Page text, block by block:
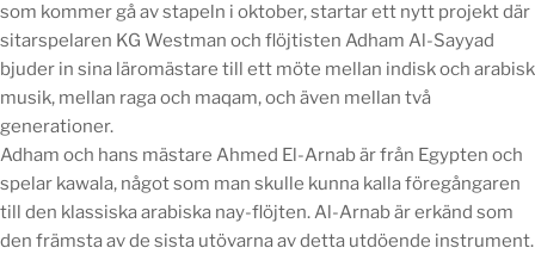
som kommer gå av stapeln i oktober, startar ett nytt projekt där
sitarspelaren KG Westman och flöjtisten Adham Al-Sayyad
bjuder in sina läromästare till ett möte mellan indisk och arabisk
musik, mellan raga och maqam, och även mellan två
generationer.
Adham och hans mästare Ahmed El-Arnab är från Egypten och
spelar kawala, något som man skulle kunna kalla föregångaren
till den klassiska arabiska nay-flöjten. Al-Arnab är erkänd som
den främsta av de sista utövarna av detta utdöende instrument.